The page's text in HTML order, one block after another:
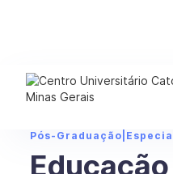
Pós-Graduação